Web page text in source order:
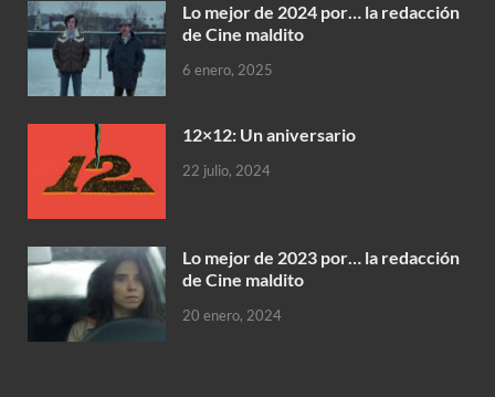
Lo mejor de 2024 por… la redacción
de Cine maldito
6 enero, 2025
12×12: Un aniversario
22 julio, 2024
Lo mejor de 2023 por… la redacción
de Cine maldito
20 enero, 2024